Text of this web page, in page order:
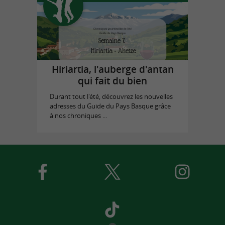
Hiriartia, l'auberge d'antan
qui fait du bien
Durant tout l'été, découvrez les nouvelles
adresses du Guide du Pays Basque grâce
à nos chroniques ...